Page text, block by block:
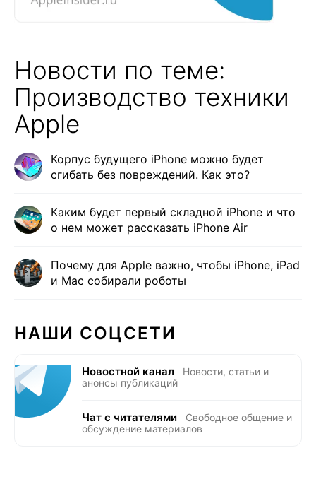
Новости по теме:
Производство техники
Apple
Корпус будущего iPhone можно будет
сгибать без повреждений. Как это?
Каким будет первый складной iPhone и что
о нем может рассказать iPhone Air
Почему для Apple важно, чтобы iPhone, iPad
и Mac собирали роботы
НАШИ СОЦСЕТИ
Новостной канал
Новости, статьи и
анонсы публикаций
Чат с читателями
Свободное общение и
обсуждение материалов